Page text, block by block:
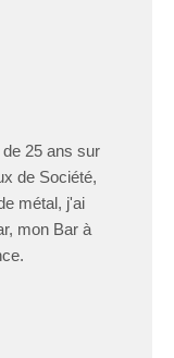
25 ans sur
de Société,
métal, j'ai
mon Bar à